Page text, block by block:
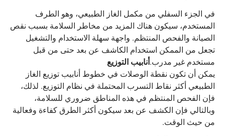
في الجزء السفلي من مكمل الغاز الطبيعي، وهو الطرف
المستخدم، سيكون هناك المزيد من مخاطر السلامة بسبب نقص
الصيانة والفحص المنتظم. واجهة سهلة الاستخدام والتشغيل
تجعل من الممكن استخدام الكاشف عن بعد حتى من قبل
مستخدم غير مدرب.أنابيب التوزيع
يمكن أن تكون نقطة الوصلات في خطوط أنابيب توزيع الغاز
الطبيعي أكثر نقاط التسرب المحتملة في نظام التوزيع. لذلك،
فإن الفحص المنتظم في هذه المناطق ضروري للسلامة،
وبالتالي فإن الكشف عن بعد سيكون أكثر الطرق كفاءة وفعالية
من حيث الوقت.